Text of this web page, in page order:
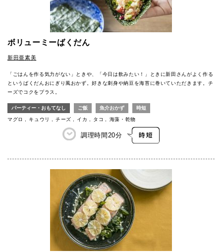
ボリューミーばくだん
新田亜素美
「ごはんを作る気力がない」ときや、「今日は飲みたい！」ときに新田さんがよく作る
というばくだんおにぎり風おかず。好きな刺身や納豆を海苔に巻いていただきます。チ
ーズでコクをプラス。
パーティー・おもてなし ご飯 魚介おかず 時短
マグロ キュウリ チーズ イカ タコ 海藻・乾物
調理時間 20分